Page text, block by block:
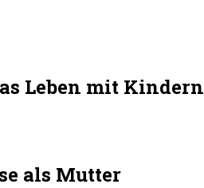
Leben mit Kindern
als Mutter